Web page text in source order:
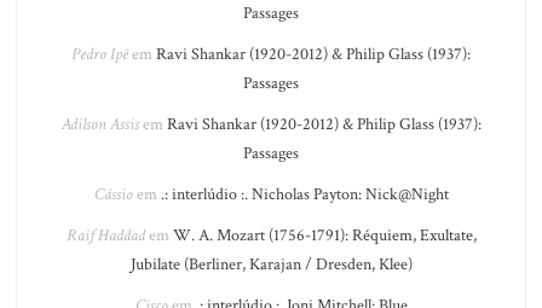
Passages
Pedro Ipêem Ravi Shankar (1920-2012) & Philip Glass (1937):
Passages
Adilson Assisem Ravi Shankar (1920-2012) & Philip Glass (1937):
Passages
Cássioem .: interlúdio :. Nicholas Payton: Nick@Night
Raif Haddadem W. A. Mozart (1756-1791): Réquiem, Exultate,
Jubilate (Berliner, Karajan / Dresden, Klee)